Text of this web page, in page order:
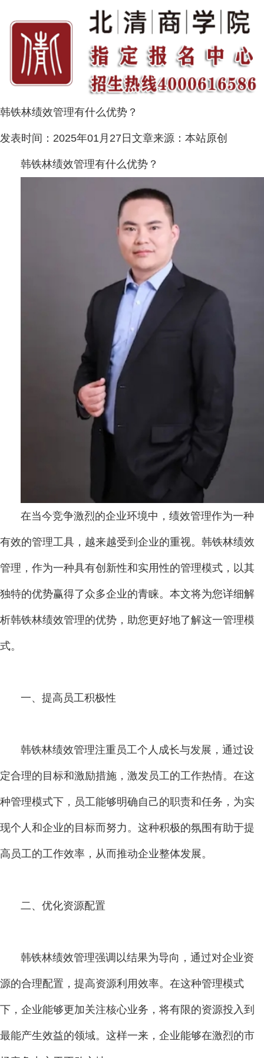
韩铁林绩效管理有什么优势？
发表时间： 2025年01月27日 文章来源： 本站原创
韩铁林绩效管理有什么优势？
在当今竞争激烈的企业环境中，绩效管理作为一种
有效的管理工具，越来越受到企业的重视。韩铁林绩效
管理，作为一种具有创新性和实用性的管理模式，以其
独特的优势赢得了众多企业的青睐。本文将为您详细解
析韩铁林绩效管理的优势，助您更好地了解这一管理模
式。
一、提高员工积极性
韩铁林绩效管理注重员工个人成长与发展，通过设
定合理的目标和激励措施，激发员工的工作热情。在这
种管理模式下，员工能够明确自己的职责和任务，为实
现个人和企业的目标而努力。这种积极的氛围有助于提
高员工的工作效率，从而推动企业整体发展。
二、优化资源配置
韩铁林绩效管理强调以结果为导向，通过对企业资
源的合理配置，提高资源利用效率。在这种管理模式
下，企业能够更加关注核心业务，将有限的资源投入到
最能产生效益的领域。这样一来，企业能够在激烈的市